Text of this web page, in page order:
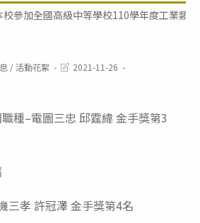
校參加全國高級中等學校110學年度工業類
/活動花絮
Post2021-11-26
種–電圖三忠 邱霆緯 金手獎第3
三孝 許冠澤 金手獎第4名